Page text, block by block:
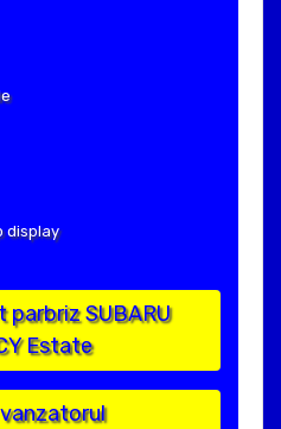
display
SUBARU
Estate